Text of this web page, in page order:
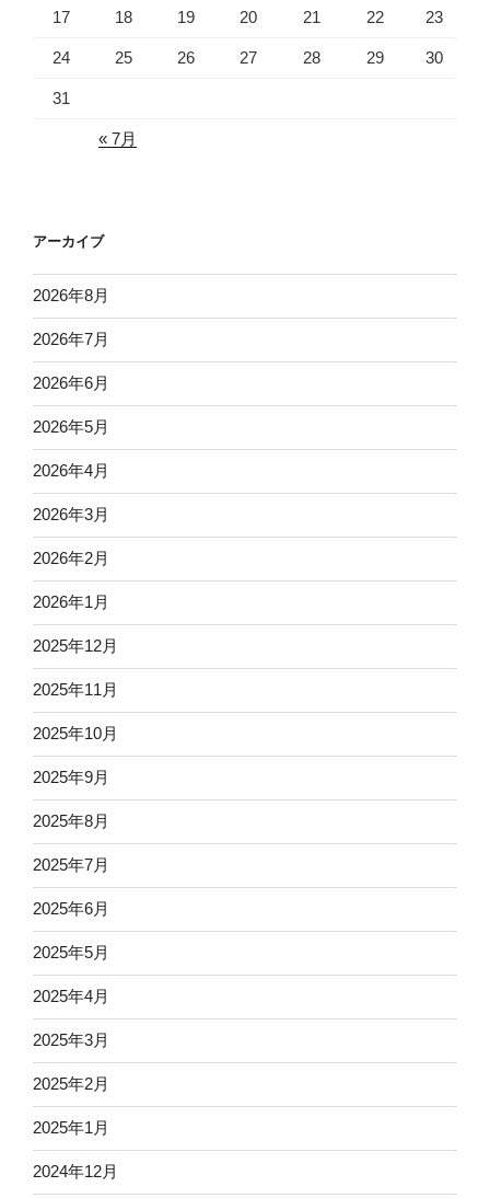
17 18 19 20 21 22 23
24 25 26 27 28 29 30
31
« 7月
アーカイブ
2026年8月
2026年7月
2026年6月
2026年5月
2026年4月
2026年3月
2026年2月
2026年1月
2025年12月
2025年11月
2025年10月
2025年9月
2025年8月
2025年7月
2025年6月
2025年5月
2025年4月
2025年3月
2025年2月
2025年1月
2024年12月